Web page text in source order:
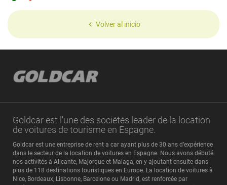
Volver al inicio
Goldcar est l'une des sociétés leader de la location
de voitures de tourisme en Espagne.
Goldcar est une entreprise de rent a car ayant plus de 30 ans d’expérience
dans le secteur de la location de voitures en Espagne. Nous avons débuté
nos activités à Alicante, Majorque et Malaga, en y ajoutant ensuite dans
plus de 118 destinations touristiques en Europe. La location de voitures à
Nice, Bordeaux, Lisbonne, Barcelone ou Madrid, est renforcée par